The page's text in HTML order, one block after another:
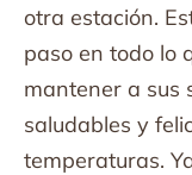
otra estación.
paso en todo lo
mantener a sus
saludables y
temperaturas.